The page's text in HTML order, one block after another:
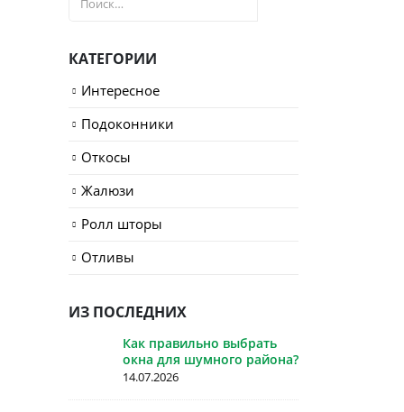
КАТЕГОРИИ
Интересное
Подоконники
Откосы
Жалюзи
Ролл шторы
Отливы
ИЗ ПОСЛЕДНИХ
Как правильно выбрать
окна для шумного района?
14.07.2026